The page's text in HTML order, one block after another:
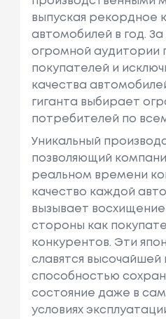
выпуская рекордное
автомобилей в год. За
огромной аудитории
покупателей и
качества
гиганта выбирает
потребителей по
Уникальный
позволяющий
реальном времени
качество каждой
вызывает
стороны как
конкурентов. Эти
славятся
способностью
состояние даже в
условиях